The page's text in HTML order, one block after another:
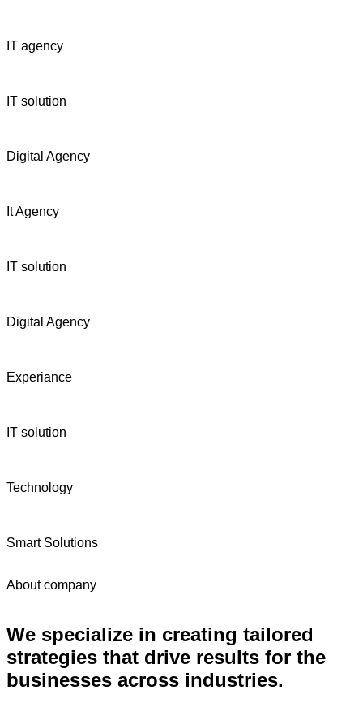
IT agency
IT solution
Digital Agency
It Agency
IT solution
Digital Agency
Experiance
IT solution
Technology
Smart Solutions
About company
We specialize in creating tailored
strategies that drive results for the
businesses across industries.